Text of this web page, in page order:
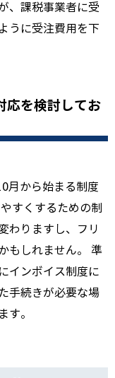
、課税事業者に受
うに受注費用を下
応を検討してお
月から始まる制度
すくするための制
わりますし、フリ
もしれません。 準
インボイス制度に
手続きが必要な場
す。